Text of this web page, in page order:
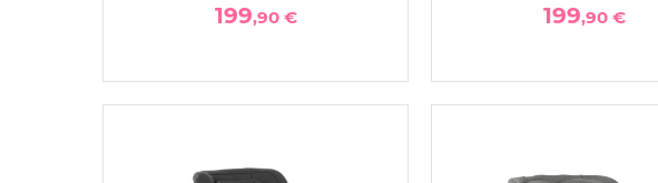
199,90 € 199,90 €